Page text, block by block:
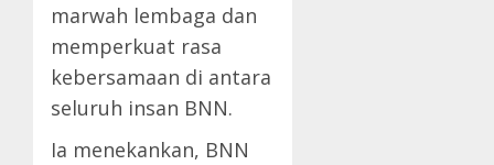
marwah lembaga dan
memperkuat rasa
kebersamaan di antara
seluruh insan BNN.
Ia menekankan, BNN